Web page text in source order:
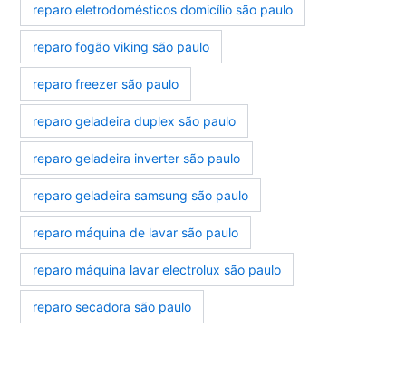
reparo eletrodomésticos domicílio são paulo
reparo fogão viking são paulo
reparo freezer são paulo
reparo geladeira duplex são paulo
reparo geladeira inverter são paulo
reparo geladeira samsung são paulo
reparo máquina de lavar são paulo
reparo máquina lavar electrolux são paulo
reparo secadora são paulo